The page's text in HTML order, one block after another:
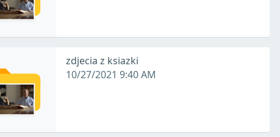
zdjecia z ksiazki
10/27/2021 9:40 AM